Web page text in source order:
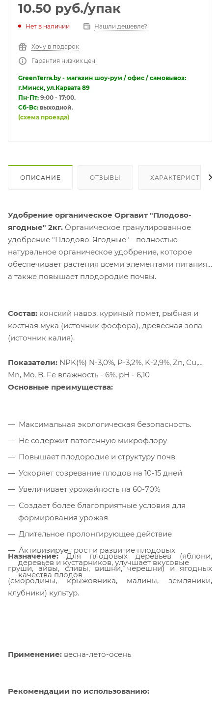
10.50 руб./упак
Нет в наличии Нашли дешевле?
Хочу в подарок
Гарантия низких цен!
GreenTerra.by - магазин шоу-рум / офис / самовывоз:
г.Минск, ул.Карвата 89
Пн-Пт: 9:00 - 17:00.
Сб-Вс: выходной.
(схема проезда)
ОПИСАНИЕ ОТЗЫВЫ ХАРАКТЕРИСТИКИ
Удобрение органическое Оргавит "Плодово-
ягодные" 2кг. Органическое гранулированное
удобрение "Плодово-Ягодные" - полностью
натуральное органическое удобрение, которое
обеспечивает растения всеми элементами питания,
а также повышает плодородие почвы.
Состав: конский навоз, куриный помет, рыбная и
костная мука (источник фосфора), древесная зола
(источник калия).
Показатели: NPK(%) N-3,0%, P-3,2%, K-2,9%, Zn, Cu,
Mn, Mo, B, Fe влажность - 6%, pH - 6,10
Основные преимущества:
Максимальная экологическая безопасность.
Не содержит патогенную микрофлору
Повышает плодородие и структуру почв
Ускоряет созревание плодов на 10-15 дней
Увеличивает урожайность на 60-70%
Создает более благоприятные условия для
формирования урожая
Длительное пролонгирующее действие
Активизирует рост и развитие плодовых
деревьев и кустарников, улучшает вкусовые
качества плодов
Назначение:Для плодовых деревьев (яблони,
груши, айвы, сливы, вишни, черешни) и ягодных
(смородины, крыжовника, малины, земляники,
клубники) культур.
Применение: весна-лето-осень
Рекомендации по использованию: